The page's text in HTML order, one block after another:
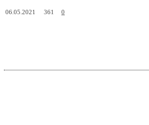
06.05.2021 361 0